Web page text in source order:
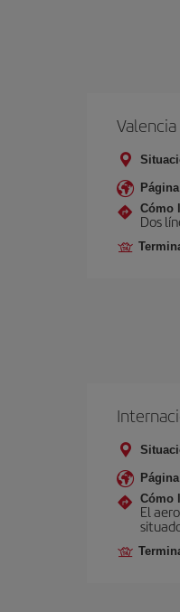
Valencia
Cómo
Dos
Cómo
El